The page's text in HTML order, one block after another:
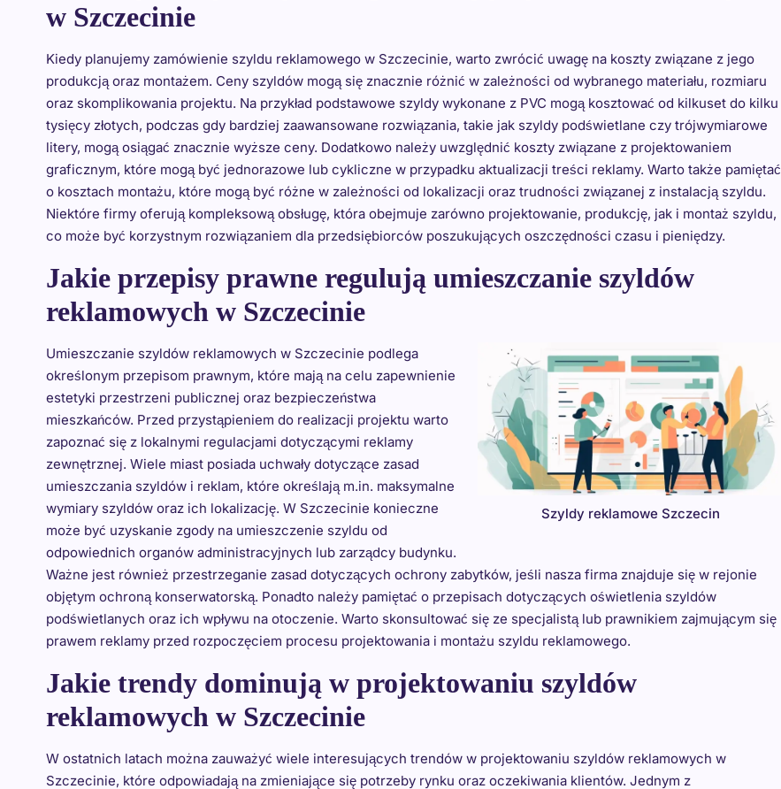
w Szczecinie
Kiedy planujemy zamówienie szyldu reklamowego w Szczecinie, warto zwrócić uwagę na koszty związane z jego
produkcją oraz montażem. Ceny szyldów mogą się znacznie różnić w zależności od wybranego materiału, rozmiaru
oraz skomplikowania projektu. Na przykład podstawowe szyldy wykonane z PVC mogą kosztować od kilkuset do kilku
tysięcy złotych, podczas gdy bardziej zaawansowane rozwiązania, takie jak szyldy podświetlane czy trójwymiarowe
litery, mogą osiągać znacznie wyższe ceny. Dodatkowo należy uwzględnić koszty związane z projektowaniem
graficznym, które mogą być jednorazowe lub cykliczne w przypadku aktualizacji treści reklamy. Warto także pamiętać
o kosztach montażu, które mogą być różne w zależności od lokalizacji oraz trudności związanej z instalacją szyldu.
Niektóre firmy oferują kompleksową obsługę, która obejmuje zarówno projektowanie, produkcję, jak i montaż szyldu,
co może być korzystnym rozwiązaniem dla przedsiębiorców poszukujących oszczędności czasu i pieniędzy.
Jakie przepisy prawne regulują umieszczanie szyldów
reklamowych w Szczecinie
Szyldy reklamowe Szczecin
Umieszczanie szyldów reklamowych w Szczecinie podlega
określonym przepisom prawnym, które mają na celu zapewnienie
estetyki przestrzeni publicznej oraz bezpieczeństwa
mieszkańców. Przed przystąpieniem do realizacji projektu warto
zapoznać się z lokalnymi regulacjami dotyczącymi reklamy
zewnętrznej. Wiele miast posiada uchwały dotyczące zasad
umieszczania szyldów i reklam, które określają m.in. maksymalne
wymiary szyldów oraz ich lokalizację. W Szczecinie konieczne
może być uzyskanie zgody na umieszczenie szyldu od
odpowiednich organów administracyjnych lub zarządcy budynku.
Ważne jest również przestrzeganie zasad dotyczących ochrony zabytków, jeśli nasza firma znajduje się w rejonie
objętym ochroną konserwatorską. Ponadto należy pamiętać o przepisach dotyczących oświetlenia szyldów
podświetlanych oraz ich wpływu na otoczenie. Warto skonsultować się ze specjalistą lub prawnikiem zajmującym się
prawem reklamy przed rozpoczęciem procesu projektowania i montażu szyldu reklamowego.
Jakie trendy dominują w projektowaniu szyldów
reklamowych w Szczecinie
W ostatnich latach można zauważyć wiele interesujących trendów w projektowaniu szyldów reklamowych w
Szczecinie, które odpowiadają na zmieniające się potrzeby rynku oraz oczekiwania klientów. Jednym z